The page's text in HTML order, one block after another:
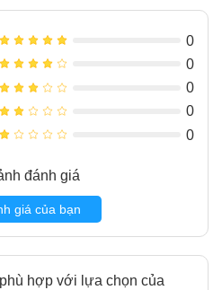
0
0
0
0
0
đánh giá
giá của bạn
hợp với lựa chọn của